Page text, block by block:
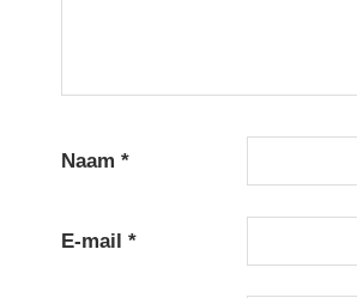
Naam *
E-mail *